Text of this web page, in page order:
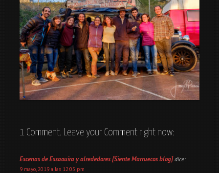
1 Comment. Leave your Comment right now:
Escenas de Essaouira y alrededores [Siente Marruecos blog] dice:
9 mayo, 2019 a las 12:05 pm